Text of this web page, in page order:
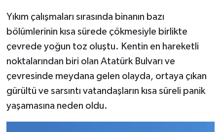
Yıkım çalışmaları sırasında binanın bazı
bölümlerinin kısa sürede çökmesiyle birlikte
çevrede yoğun toz oluştu. Kentin en hareketli
noktalarından biri olan Atatürk Bulvarı ve
çevresinde meydana gelen olayda, ortaya çıkan
gürültü ve sarsıntı vatandaşların kısa süreli panik
yaşamasına neden oldu.